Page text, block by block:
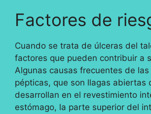
Factores de
Cuando se trata de úlceras del
factores que pueden contribuir a
Algunas causas frecuentes de las
pépticas, que son llagas abiertas
desarrollan en el revestimiento
estómago, la parte superior del